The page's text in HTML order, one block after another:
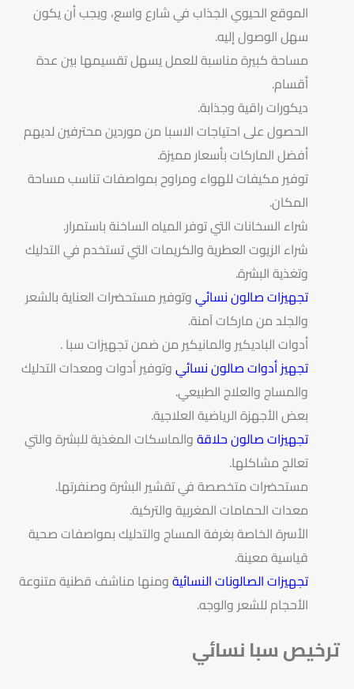
الموقع الحيوي الجذاب في شارع واسع، ويجب أن يكون
سهل الوصول إليه.
مساحة كبيرة مناسبة للعمل يسهل تقسيمها بين عدة
أقسام.
ديكورات راقية وجذابة.
الحصول على احتياجات الاسبا من موردين محترفين لديهم
أفضل الماركات بأسعار مميزة.
توفير مكيفات للهواء ومراوح بمواصفات تناسب مساحة
المكان.
شراء السخانات التي توفر المياه الساخنة باستمرار.
شراء الزيوت العطرية والكريمات التي تستخدم في التدليك
وتغذية البشرة.
تجهيزات صالون نسائيوتوفير مستحضرات العناية بالشعر
والجلد من ماركات آمنة.
أدوات الباديكير والمانيكير من ضمن تجهيزات سبا .
تجهيز أدوات صالون نسائيوتوفير أدوات ومعدات التدليك
والمساج والعلاج الطبيعي.
بعض الأجهزة الرياضية العلاجية.
تجهيزات صالون حلاقةوالماسكات المغذية للبشرة والتي
تعالج مشاكلها.
مستحضرات متخصصة في تقشير البشرة وصنفرتها.
معدات الحمامات المغربية والتركية.
الأسرة الخاصة بغرفة المساج والتدليك بمواصفات صحية
قياسية معينة.
تجهيزات الصالونات النسائيةومنها مناشف قطنية متنوعة
الأحجام للشعر والوجه.
ترخيص سبا نسائي